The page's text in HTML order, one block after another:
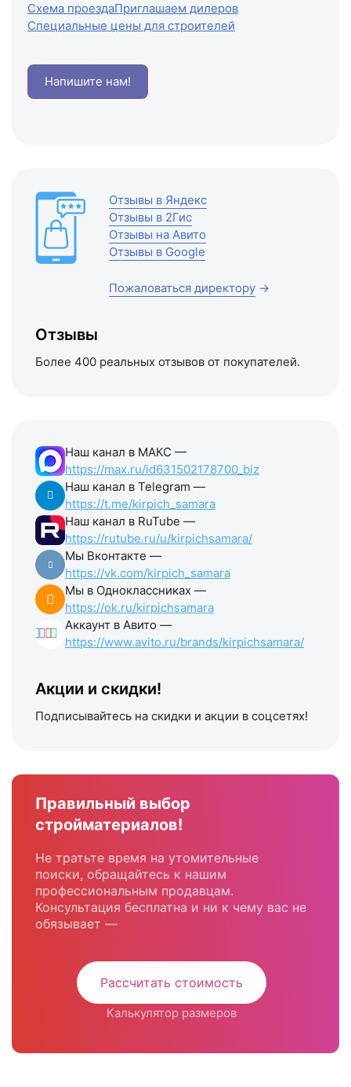
Схема проездаПриглашаем дилеров
Специальные цены для строителей
Напишите нам!
Отзывы в Яндекс
Отзывы в 2Гис
Отзывы на Авито
Отзывы в Google
Пожаловаться директору →
Отзывы
Более 400 реальных отзывов от покупателей.
Наш канал в МАКС —
https://max.ru/id631502178700_biz
Наш канал в Telegram —
https://t.me/kirpich_samara
Наш канал в RuTube —
https://rutube.ru/u/kirpichsamara/
Мы Вконтакте —
https://vk.com/kirpich_samara
Мы в Одноклассниках —
https://ok.ru/kirpichsamara
Аккаунт в Авито —
https://www.avito.ru/brands/kirpichsamara/
Акции и скидки!
Подписывайтесь на скидки и акции в соцсетях!
Правильный выбор
стройматериалов!
Не тратьте время на утомительные
поиски, обращайтесь к нашим
профессиональным продавцам.
Консультация бесплатна и ни к чему вас не
обязывает —
Рассчитать стоимость
Калькулятор размеров